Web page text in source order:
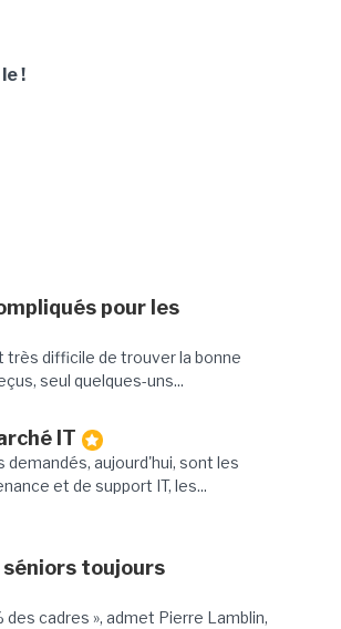
!
pour les
difficile de trouver la bonne
seul quelques-uns...
IT
aujourd'hui, sont les
et de support IT, les...
toujours
cadres », admet Pierre Lamblin,